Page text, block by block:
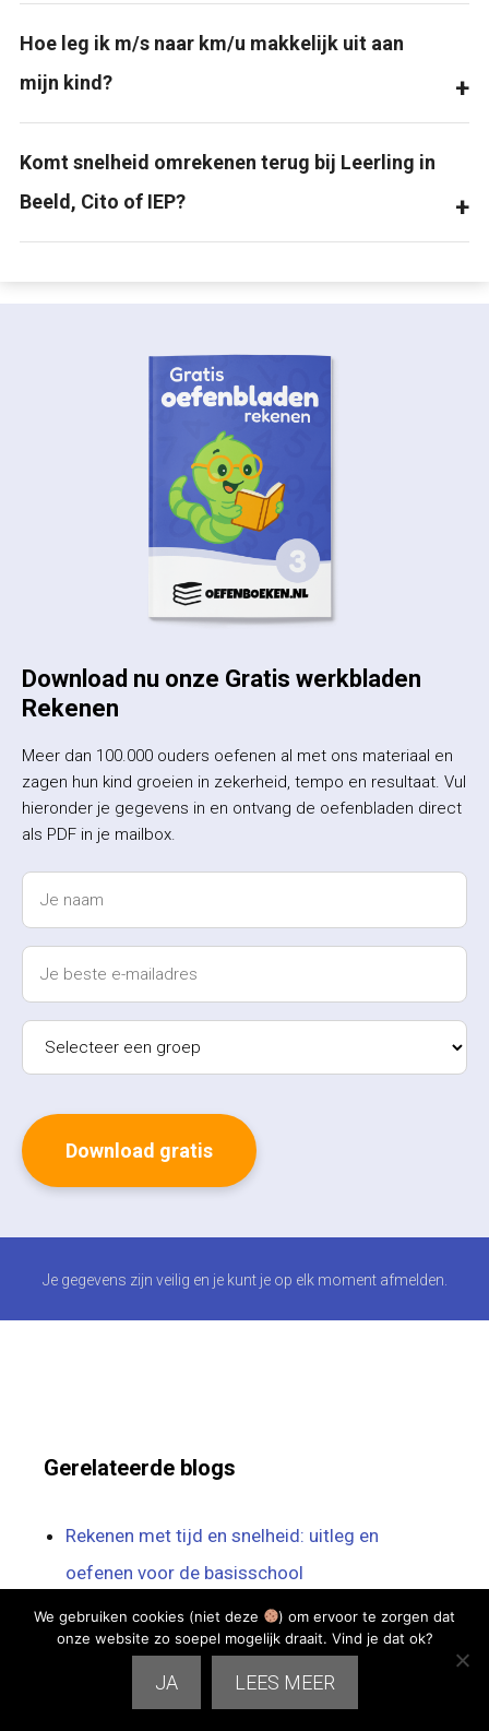
Hoe leg ik m/s naar km/u makkelijk uit aan
mijn kind?
Komt snelheid omrekenen terug bij Leerling in
Beeld, Cito of IEP?
Download nu onze Gratis werkbladen
Rekenen
Meer dan 100.000 ouders oefenen al met ons materiaal en
zagen hun kind groeien in zekerheid, tempo en resultaat. Vul
hieronder je gegevens in en ontvang de oefenbladen direct
als PDF in je mailbox.
Je gegevens zijn veilig en je kunt je op elk moment afmelden.
Gerelateerde blogs
Rekenen met tijd en snelheid: uitleg en
oefenen voor de basisschool
Rekenen 1F niveau: wat betekent dit voor je
Cijferend delen met rest: uitleg, stappenplan
We gebruiken cookies (niet deze
) om ervoor te zorgen dat
onze website zo soepel mogelijk draait. Vind je dat ok?
JA LEES MEER